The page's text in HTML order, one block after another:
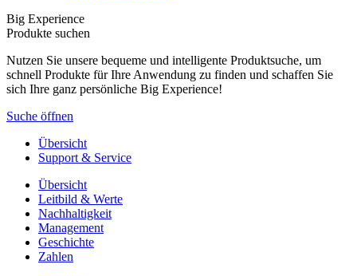
Big Experience
Produkte suchen
Nutzen Sie unsere bequeme und intelligente Produktsuche, um
schnell Produkte für Ihre Anwendung zu finden und schaffen Sie
sich Ihre ganz persönliche Big Experience!
Suche öffnen
Übersicht
Support & Service
Übersicht
Leitbild & Werte
Nachhaltigkeit
Management
Geschichte
Zahlen